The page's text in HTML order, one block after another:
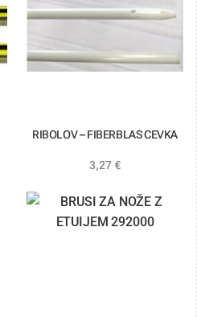
RIBOLOV – FIBERBLAS CEVKA
3,27€